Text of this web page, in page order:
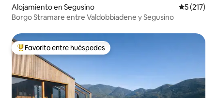
Alojamiento en Segusino
5 (217)
Borgo Stramare entre Valdobbiadene y Segusino
Favorito entre huéspedes preferido
Favorito entre huéspedes